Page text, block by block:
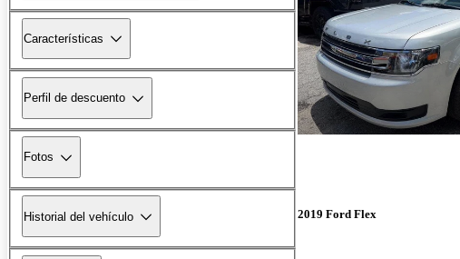
Características
Perfil de descuento
Fotos
Historial del vehículo 2019 Ford Flex